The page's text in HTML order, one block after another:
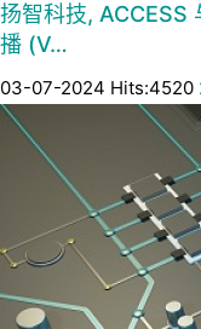
扬智科技, ACCESS
播 (V…
03-07-2024 Hits:4520